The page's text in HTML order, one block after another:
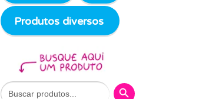
Produtos diversos
Search
for:
Search Button